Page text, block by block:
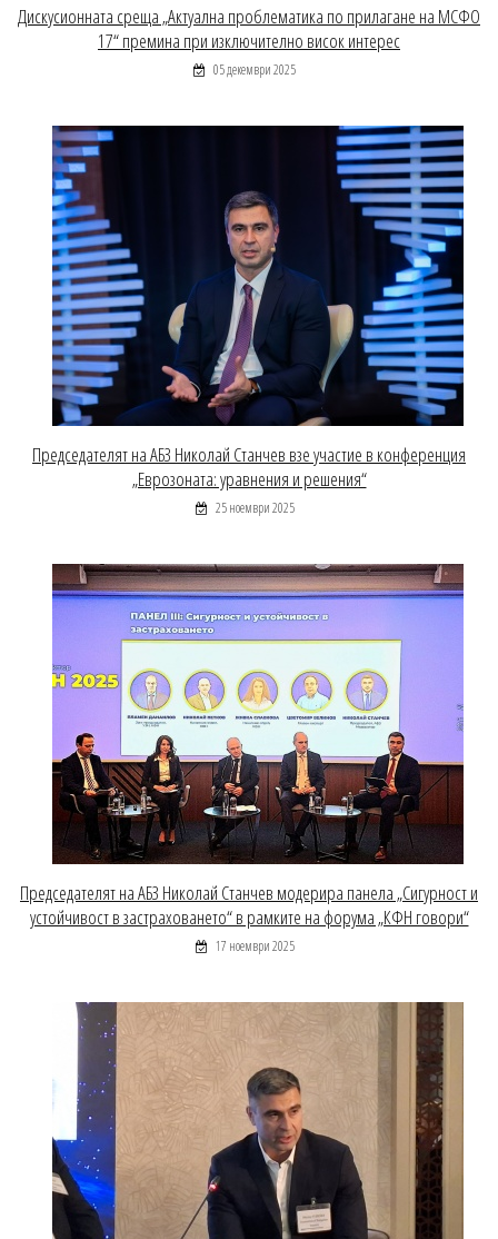
Дискусионната среща „Актуална проблематика по прилагане на МСФО
17“ премина при изключително висок интерес
05 декември 2025
Председателят на АБЗ Николай Станчев взе участие в конференция
„Еврозоната: уравнения и решения“
25 ноември 2025
Председателят на АБЗ Николай Станчев модерира панела „Сигурност и
устойчивост в застраховането“ в рамките на форума „КФН говори“
17 ноември 2025